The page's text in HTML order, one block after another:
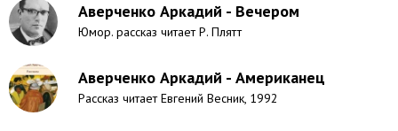
Аверченко Аркадий - Вечером
Юмор. рассказ читает Р. Плятт
Аверченко Аркадий - Американец
Рассказ читает Евгений Весник, 1992